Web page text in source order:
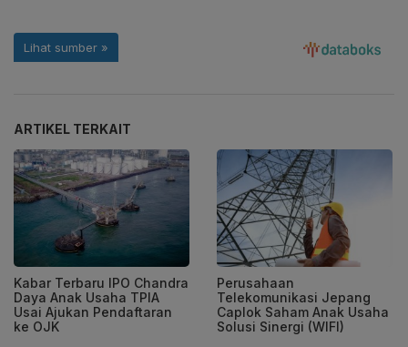
ARTIKEL TERKAIT
Kabar Terbaru IPO Chandra
Daya Anak Usaha TPIA
Usai Ajukan Pendaftaran
ke OJK
Perusahaan
Telekomunikasi Jepang
Caplok Saham Anak Usaha
Solusi Sinergi (WIFI)